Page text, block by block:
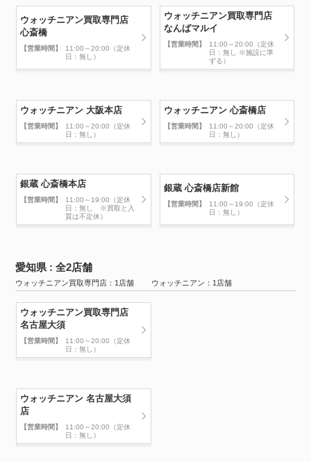
ウォッチニアン買取専門店
心斎橋
【営業時間】
11:00～20:00（定休
日：無し）
ウォッチニアン買取専門店
なんばマルイ
【営業時間】
11:00～20:00（定休
日：無し ※施設に準
ずる）
ウォッチニアン 大阪本店
【営業時間】
11:00～20:00（定休
日：無し）
ウォッチニアン 心斎橋店
【営業時間】
11:00～20:00（定休
日：無し）
銀蔵 心斎橋本店
【営業時間】
11:00～19:00（定休
日：無し ※買取と入
質は不定休）
銀蔵 心斎橋店新館
【営業時間】
11:00～19:00（定休
日：無し）
愛知県 : 全2店舗
ウォッチニアン買取専門店：1店舗 ウォッチニアン：1店舗
ウォッチニアン買取専門店
名古屋大須
【営業時間】
11:00～20:00（定休
日：無し）
ウォッチニアン 名古屋大須
店
【営業時間】
11:00～20:00（定休
日：無し）